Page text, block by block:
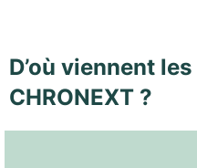
D’où viennent
CHRONEXT ?